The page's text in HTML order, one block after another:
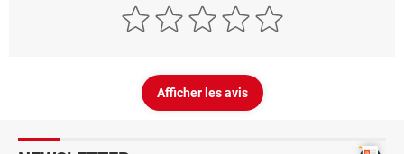
Afficher les avis